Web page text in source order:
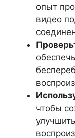
опыт
видео
чтобы